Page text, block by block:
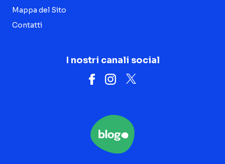
Mappa del Sito
Contatti
I nostri canali social